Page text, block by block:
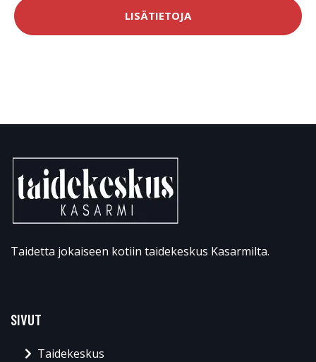
LISÄTIETOJA
Taidetta jokaiseen kotiin taidekeskus Kasarmilta.
SIVUT
Taidekeskus